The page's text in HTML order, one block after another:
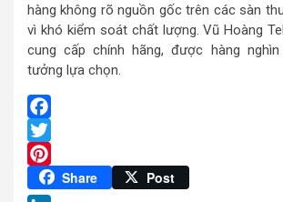
hàng không rõ nguồn gốc trên các sàn
vì khó kiểm soát chất lượng. Vũ Hoàng
cung cấp chính hãng, được hàng
tưởng lựa chọn.
Facebook
Twitter
Pinterest
Share Post